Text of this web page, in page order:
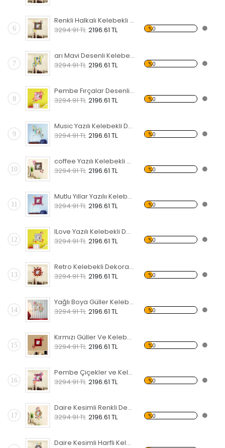
6
Renkli Halkalı Kelebekli Dekoratif Ahşap Çerçeveli Ayna
3294.91 TL 2196.61 TL %0
7
arı Mavi Desenli Kelebekli Dekoratif Ahşap Çerçeveli Ayna
3294.91 TL 2196.61 TL %0
8
Pembe Fırçalar Desenli Kelebekli Dekoratif Ahşap Çerçeveli Ayna
3294.91 TL 2196.61 TL %0
9
Music Yazılı Kelebekli Dekoratif Ahşap Çerçeveli Ayna
3294.91 TL 2196.61 TL %0
10
coffee Yazılı Kelebekli Dekoratif Ahşap Çerçeveli Ayna
3294.91 TL 2196.61 TL %0
11
Mutlu Yıllar Yazılıı Kelebekli Dekoratif Ahşap Çerçeveli Ayna
3294.91 TL 2196.61 TL %0
12
lLove Yazılı Kelebekli Dekoratif Ahşap Çerçeveli Ayna
3294.91 TL 2196.61 TL %0
13
Retro Kelebekli Dekoratif Ahşap Çerçeveli Ayna
3294.91 TL 2196.61 TL %0
14
Yağlı Boya Güller Kelebekli Dekoratif Ahşap Çerçeveli Ayna
3294.91 TL 2196.61 TL %0
15
Kırmızı Güller Ve Kelebekli Dekoratif Ahşap Çerçeveli Ayna
3294.91 TL 2196.61 TL %0
16
Pembe Çiçekler ve Kelebekli Dekoratif Ahşap Çerçeveli Ayna
3294.91 TL 2196.61 TL %0
17
Daire Kesimli Renkli Desenli Kelebekli Dekoratif Ahşap Çerçeveli Ayna
3294.91 TL 2196.61 TL %0
Daire Kesimli Harfli Kelebekli Dekoratif Ahşap Çerçeveli Ayna